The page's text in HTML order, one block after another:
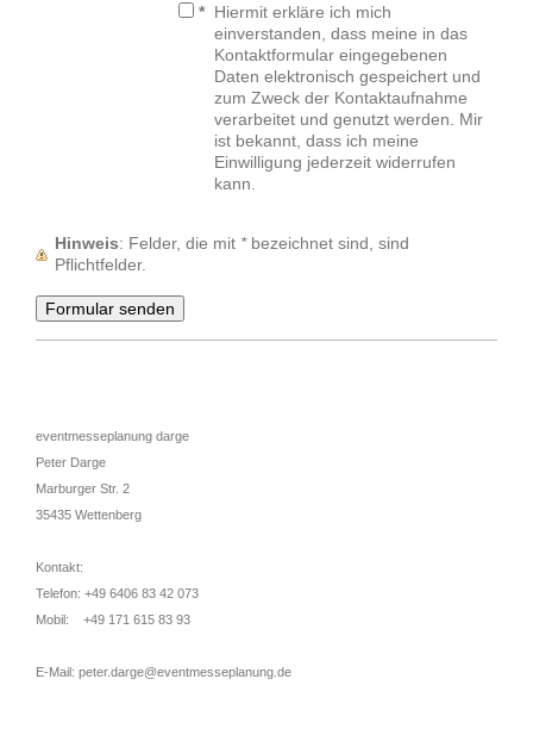
* Hiermit erkläre ich mich
einverstanden, dass meine in das
Kontaktformular eingegebenen
Daten elektronisch gespeichert und
zum Zweck der Kontaktaufnahme
verarbeitet und genutzt werden. Mir
ist bekannt, dass ich meine
Einwilligung jederzeit widerrufen
kann.
Hinweis : Felder, die mit *bezeichnet sind, sind
Pflichtfelder.
eventmesseplanung darge
Peter Darge
Marburger Str. 2
35435 Wettenberg
Kontakt:
Telefon: +49 6406 83 42 073
Mobil: +49 171 615 83 93
E-Mail: peter.darge@eventmesseplanung.de